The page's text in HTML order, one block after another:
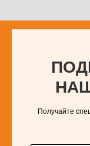
Получайте